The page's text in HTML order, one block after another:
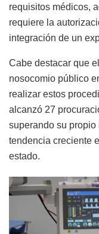
requisitos médicos,
requiere la
integración de un
Cabe destacar que
nosocomio público
realizar estos
alcanzó 27
superando su
tendencia creciente
estado.